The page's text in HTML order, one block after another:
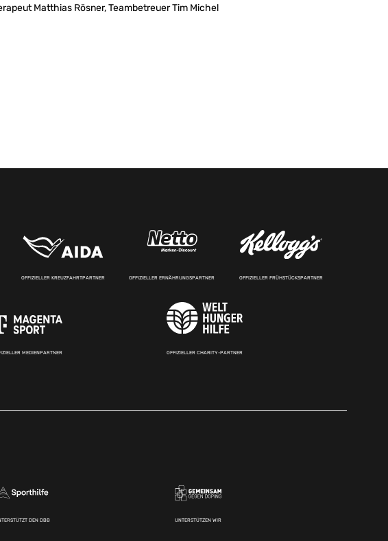
Matthias Rösner, Teambetreuer Tim Michel
OFFIZIELLER KREUZFAHRTPARTNER OFFIZIELLER ERNÄHRUNGSPARTNER OFFIZIELLER FRÜHSTÜCKSPARTNER
MEDIENPARTNER OFFIZIELLER CHARITY-PARTNER
DEN DBB UNTERSTÜTZEN WIR